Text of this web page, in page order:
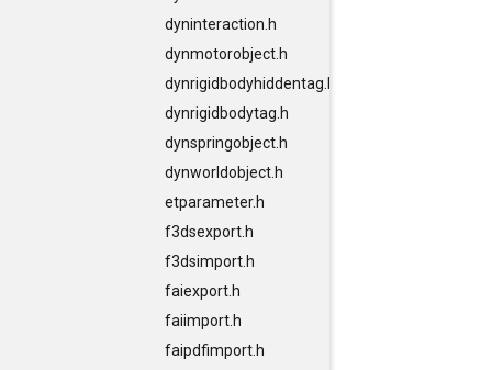
dyninteraction.h
dynmotorobject.h
dynrigidbodyhiddentag.h
dynrigidbodytag.h
dynspringobject.h
dynworldobject.h
etparameter.h
f3dsexport.h
f3dsimport.h
faiexport.h
faiimport.h
faipdfimport.h